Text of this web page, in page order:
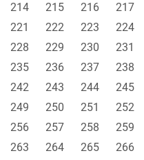
214 215 216 217
221 222 223 224
228 229 230 231
235 236 237 238
242 243 244 245
249 250 251 252
256 257 258 259
263 264 265 266